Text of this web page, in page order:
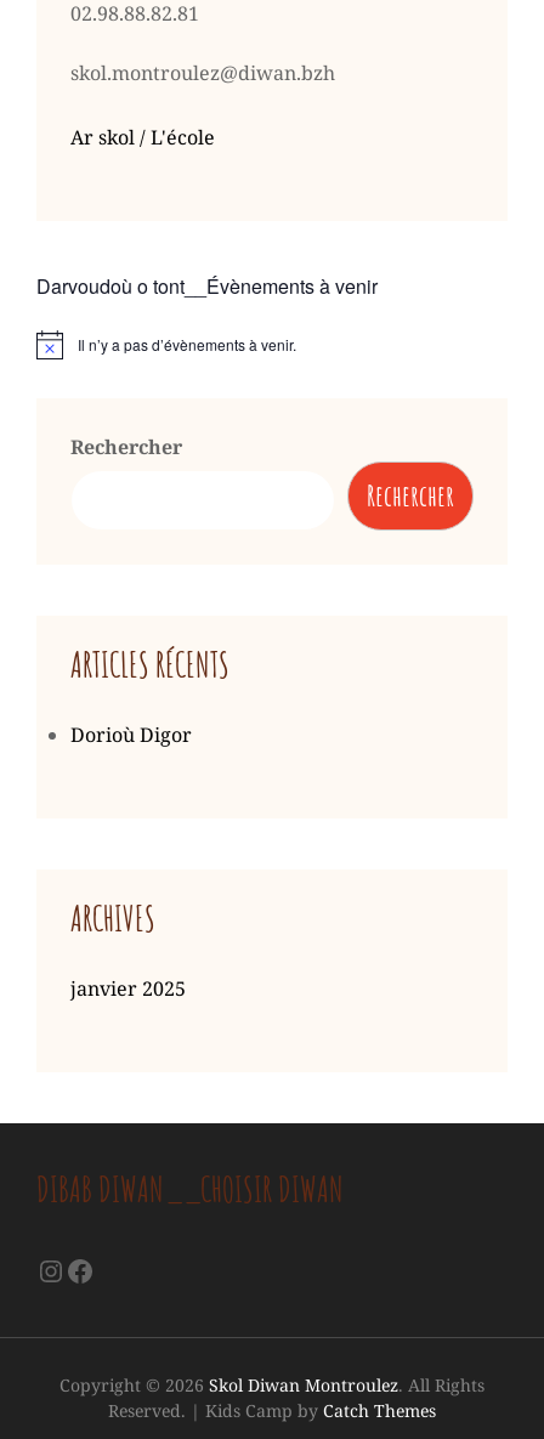
02.98.88.82.81
skol.montroulez@diwan.bzh
Ar skol / L'école
Darvoudoù o tont__Évènements à venir
Il n’y a pas d’évènements à venir.
Rechercher
Rechercher
ARTICLES RÉCENTS
Dorioù Digor
ARCHIVES
janvier 2025
DIBAB DIWAN__CHOISIR DIWAN
Instagram
Facebook
Copyright © 2026 Skol Diwan Montroulez. All Rights
Reserved. | Kids Camp by Catch Themes